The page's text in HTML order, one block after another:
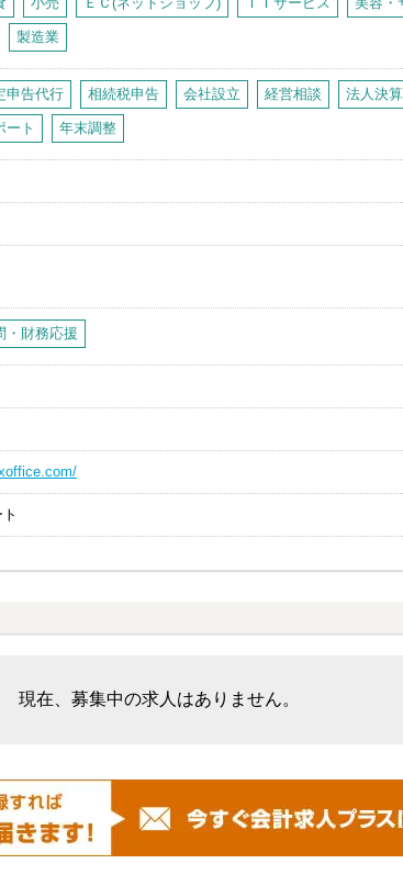
製造業
申告代行 相続税申告 会社設立 経営相談 法人決
ート 年末調整
・財務応援
現在、募集中の求人はありません。